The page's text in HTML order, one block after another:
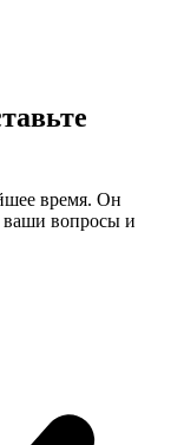
время. Он
ваши вопросы и